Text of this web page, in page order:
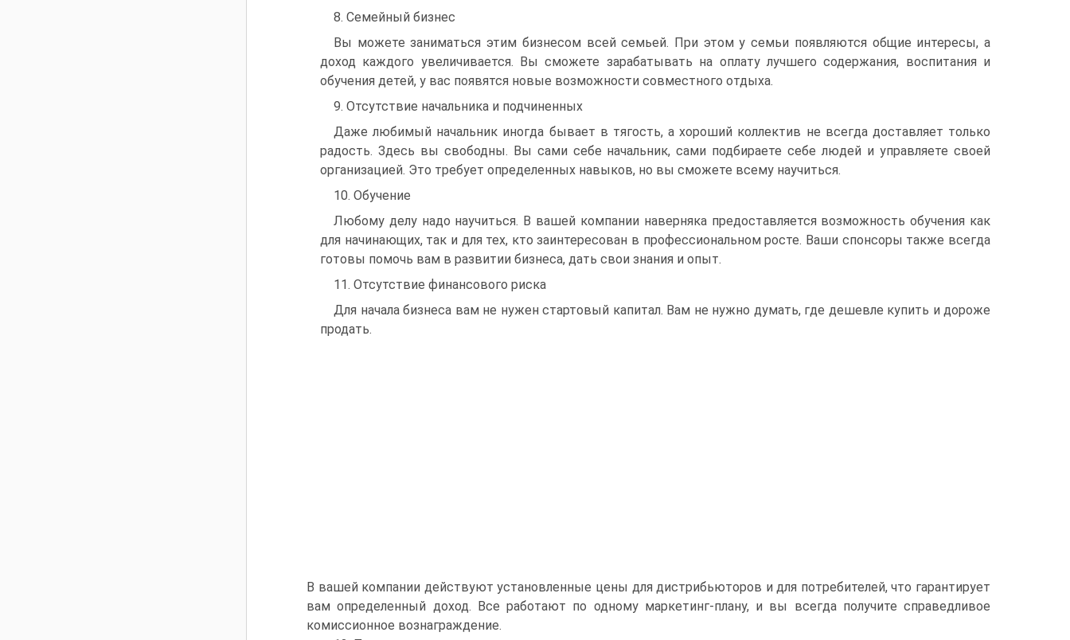
8. Семейный бизнес
Вы можете заниматься этим бизнесом всей семьей. При этом у семьи появляются общие интересы, а
доход каждого увеличивается. Вы сможете зарабатывать на оплату лучшего содержания, воспитания и
обучения детей, у вас появятся новые возможности совместного отдыха.
9. Отсутствие начальника и подчиненных
Даже любимый начальник иногда бывает в тягость, а хороший коллектив не всегда доставляет только
радость. Здесь вы свободны. Вы сами себе начальник, сами подбираете себе людей и управляете своей
организацией. Это требует определенных навыков, но вы сможете всему научиться.
10. Обучение
Любому делу надо научиться. В вашей компании наверняка предоставляется возможность обучения как
для начинающих, так и для тех, кто заинтересован в профессиональном росте. Ваши спонсоры также всегда
готовы помочь вам в развитии бизнеса, дать свои знания и опыт.
11. Отсутствие финансового риска
Для начала бизнеса вам не нужен стартовый капитал. Вам не нужно думать, где дешевле купить и дороже
продать.
В вашей компании действуют установленные цены для дистрибьюторов и для потребителей, что гарантирует
вам определенный доход. Все работают по одному маркетинг-плану, и вы всегда получите справедливое
комиссионное вознаграждение.